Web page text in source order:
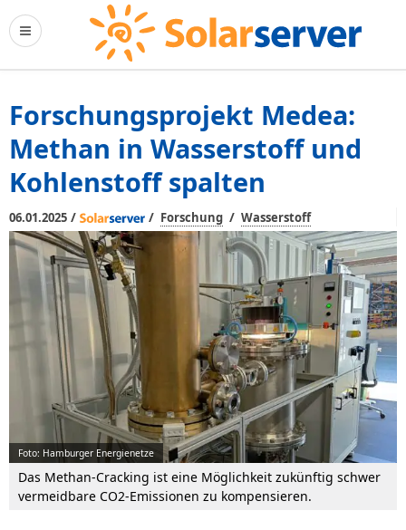
Forschungsprojekt Medea:
Methan in Wasserstoff und
Kohlenstoff spalten
06.01.2025 / / Forschung / Wasserstoff
Foto: Hamburger Energienetze
Das Methan-Cracking ist eine Möglichkeit zukünftig schwer
vermeidbare CO2-Emissionen zu kompensieren.